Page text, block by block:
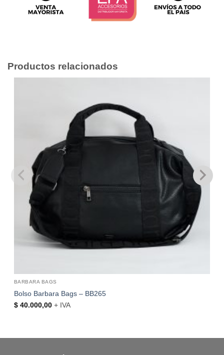
Productos relacionados
BARBARA BAGS
Bolso Barbara Bags – BB265
$40.000,00+ IVA